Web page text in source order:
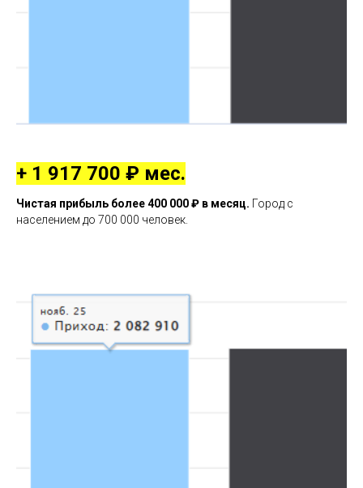
+ 1 917 700 ₽ мес.
Чистая прибыль более 400 000 ₽ в месяц. Город с
населением до 700 000 человек.